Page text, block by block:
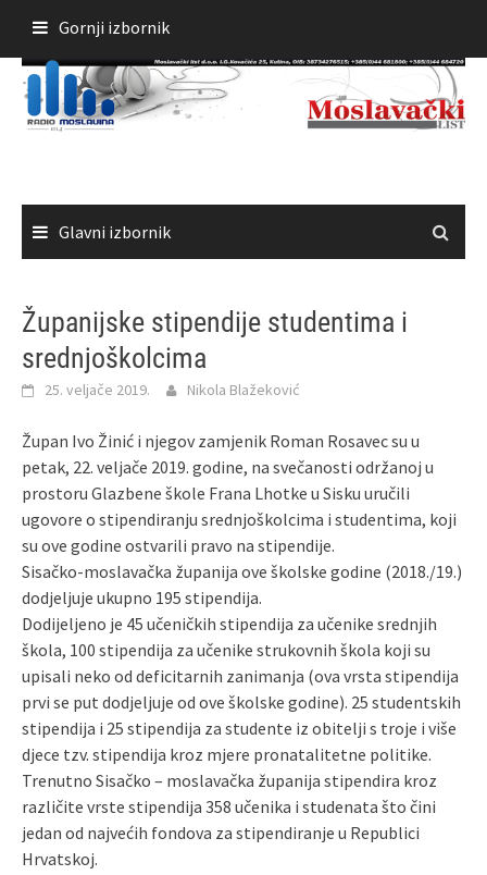
sadržaja
Gornji izbornik
Glavni izbornik
Županijske stipendije studentima i
srednjoškolcima
25. veljače 2019. Nikola Blažeković
Župan Ivo Žinić i njegov zamjenik Roman Rosavec su u
petak, 22. veljače 2019. godine, na svečanosti održanoj u
prostoru Glazbene škole Frana Lhotke u Sisku uručili
ugovore o stipendiranju srednjoškolcima i studentima, koji
su ove godine ostvarili pravo na stipendije.
Sisačko-moslavačka županija ove školske godine (2018./19.)
dodjeljuje ukupno 195 stipendija.
Dodijeljeno je 45 učeničkih stipendija za učenike srednjih
škola, 100 stipendija za učenike strukovnih škola koji su
upisali neko od deficitarnih zanimanja (ova vrsta stipendija
prvi se put dodjeljuje od ove školske godine). 25 studentskih
stipendija i 25 stipendija za studente iz obitelji s troje i više
djece tzv. stipendija kroz mjere pronatalitetne politike.
Trenutno Sisačko – moslavačka županija stipendira kroz
različite vrste stipendija 358 učenika i studenata što čini
jedan od najvećih fondova za stipendiranje u Republici
Hrvatskoj.